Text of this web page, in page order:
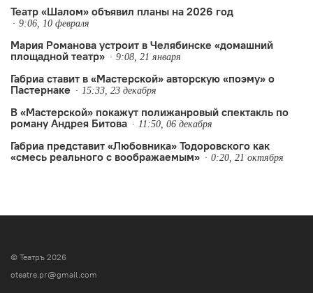
Театр «Шалом» объявил планы на 2026 год
9:06, 10 февраля
Мария Романова устроит в Челябинске «домашний
площадной театр»
9:08, 21 января
Габриа ставит в «Мастерской» авторскую «поэму» о
Пастернаке
15:33, 23 декабря
В «Мастерской» покажут полижанровый спектакль по
роману Андрея Битова
11:50, 06 декабря
Габриа представит «Любовника» Тодоровского как
«смесь реального с воображаемым»
0:20, 21 октября
© Театръ 2026
oteatre.pr@gmail.com